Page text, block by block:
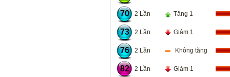
70 2 Lần Tăng 1
73 2 Lần Giảm 1
76 2 Lần Không tăng
82 2 Lần Giảm 1